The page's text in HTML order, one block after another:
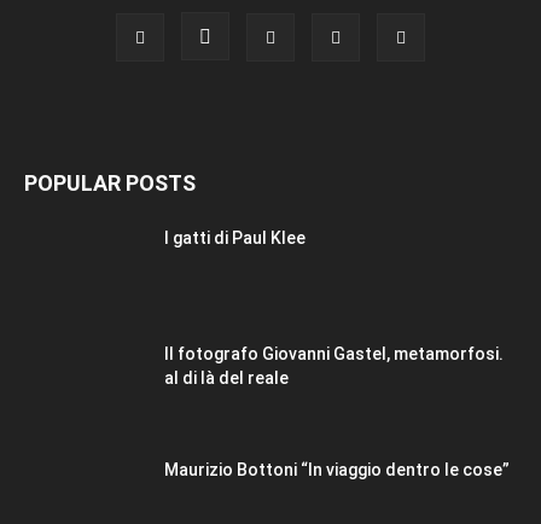
POPULAR POSTS
I gatti di Paul Klee
Il fotografo Giovanni Gastel, metamorfosi.
al di là del reale
Maurizio Bottoni “In viaggio dentro le cose”